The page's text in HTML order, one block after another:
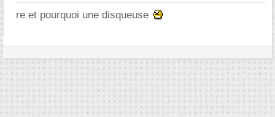
re et pourquoi une disqueuse